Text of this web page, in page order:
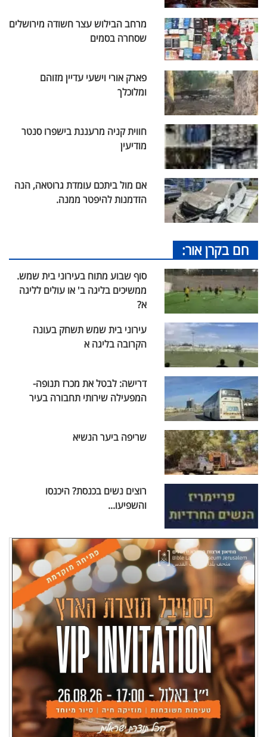
מרחב הבילוש עצר חשודה מירושלים
שסחרה בסמים
פארק אורי וישעי עדיין מזוהם
ומלוכלך
חווית קניה מרעננת בישפרו סנטר
מודיעין
אם מול ביתכם עומדת גרוטאה, הנה
הזדמנות להיפטר ממנה.
חם בקרן אור:
סוף שבוע מתוח בעירוני בית שמש.
ממשיכים בליגה ב' או עולים לליגה
א?
עירוני בית שמש תשחק בעונה
הקרובה בליגה א
דרישה: לבטל את מכרז תנופה-
המפעילה שירותי תחבורה בעיר
שריפה ביער הנשיא
רוצים נשים בכנסת? היכנסו
והשפיעו...